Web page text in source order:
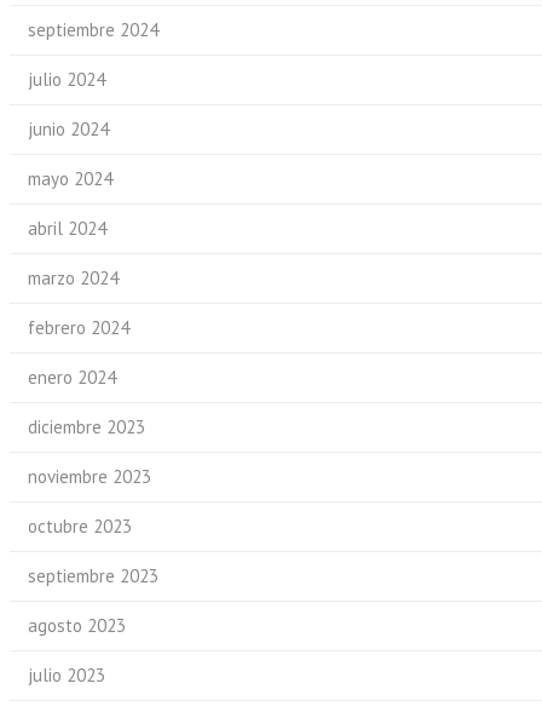
septiembre 2024
julio 2024
junio 2024
mayo 2024
abril 2024
marzo 2024
febrero 2024
enero 2024
diciembre 2023
noviembre 2023
octubre 2023
septiembre 2023
agosto 2023
julio 2023